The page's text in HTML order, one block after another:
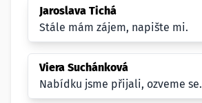
Jaroslava Tichá
Stále mám zájem, napište mi.
Viera Suchánková
Nabídku jsme přijali, ozveme se.